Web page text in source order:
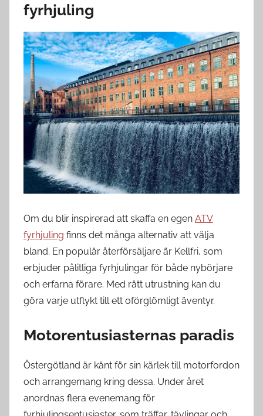
fyrhjuling
Om du blir inspirerad att skaffa en egen ATV
fyrhjuling finns det många alternativ att välja
bland. En populär återförsäljare är Kellfri, som
erbjuder pålitliga fyrhjulingar för både nybörjare
och erfarna förare. Med rätt utrustning kan du
göra varje utflykt till ett oförglömligt äventyr.
Motorentusiasternas paradis
Östergötland är känt för sin kärlek till motorfordon
och arrangemang kring dessa. Under året
anordnas flera evenemang för